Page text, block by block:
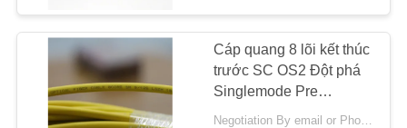
LIÊN
CHÚNG
Cáp quang 8 lõi kết thúc
trước SC OS2 Đột phá
Singlemode Pre
Connected
Negotiation By email or Phone Call MOQ:Moq nói là 10 cái